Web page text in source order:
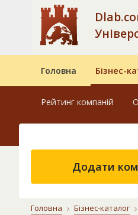
Головна Бізнес-
Рейтинг компаній
Додати
Головна Бізнес-каталог